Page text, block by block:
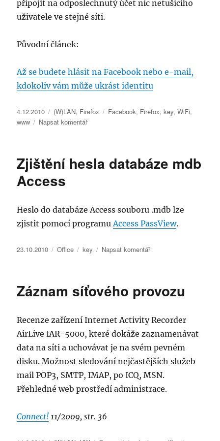
připojit na odposlechnutý účet nic netušícího
uživatele ve stejné síti.
Původní článek:
Až se budete hlásit na Facebook nebo e-mail,
kdokoliv vám může ukrást identitu
Publikováno:
4.12.2010 Rubriky:
(W)LAN, Firefox Štítky:
Facebook, Firefox,key,WiFi,
www
Napsat komentářpro
Jak
účtu
Zjištění hesla databáze mdb
Access
Heslo do databáze Access souboru .mdb lze
zjistit pomocí programuAccess PassView.
Publikováno:
23.10.2010 Rubriky:
Office Štítky:
key Napsat komentářpro
Zjištění
mdb
Access
Záznam síťového provozu
Recenze zařízení Internet Activity Recorder
AirLive IAR-5000, které dokáže zaznamenávat
data na síti a uchovávat je na svém pevném
disku. Možnost sledování nejčastějších služeb
mail POP3, SMTP, IMAP, po ICQ, MSN.
Přehledné web prostředí administrace.
Connect! 11/2009, str. 36